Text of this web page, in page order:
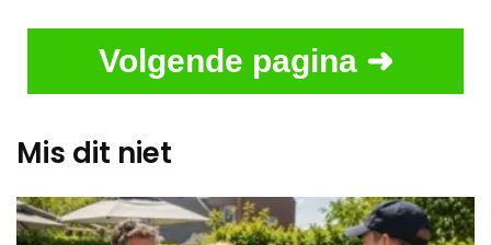
Volgende pagina ➜
Mis dit niet